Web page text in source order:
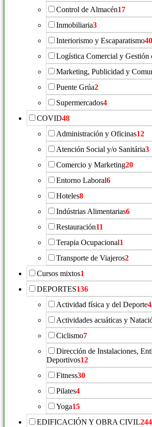
Control de Almacén17
Inmobiliaria3
Interiorismo y Escaparatismo40
Logística Comercial y Gestión
Marketing, Publicidad y
Puente Grúa2
Supermercados4
COVID48
Administración y Oficinas12
Atención Social y/o Sanitária3
Comercio y Marketing20
Entorno Laboral6
Hoteles8
Indústrias Alimentarias6
Restauración11
Terapia Ocupacional1
Transporte de Viajeros2
Cursos mixtos1
DEPORTES136
Actividad física y del Deporte
Actividades acuáticas y
Ciclismo7
Dirección de Instalaciones,
Deportivos12
Fitness30
Pilates4
Yoga15
EDIFICACIÓN Y OBRA CIVIL244